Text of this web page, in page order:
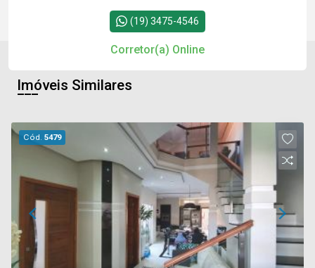
(19) 3475-4546
Corretor(a) Online
Imóveis Similares
Cód.5479